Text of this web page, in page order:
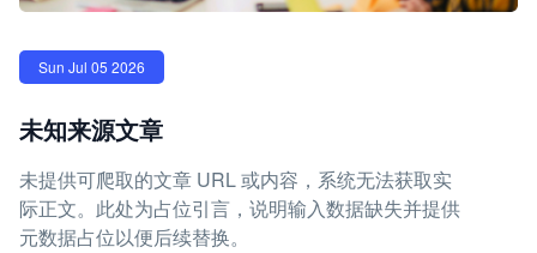
Sun Jul 05 2026
未知来源文章
未提供可爬取的文章 URL 或内容，系统无法获取实
际正文。此处为占位引言，说明输入数据缺失并提供
元数据占位以便后续替换。